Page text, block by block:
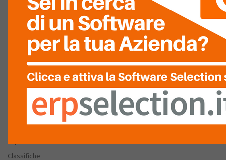
Company
Chi Siamo
Partnership – Patrocini
Stai cercando un Software Gestionale
Discovery
Classifiche